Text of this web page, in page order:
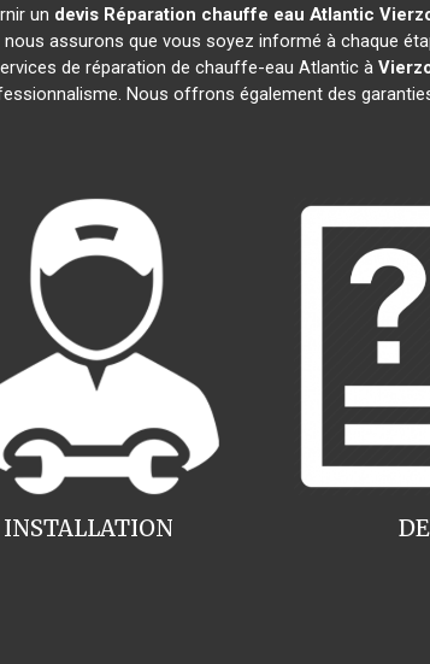
un devis Réparation chauffe eau Atlantic
assurons que vous soyez informé à chaque
de réparation de chauffe-eau Atlantic à
Nous offrons également des
INSTALLATION